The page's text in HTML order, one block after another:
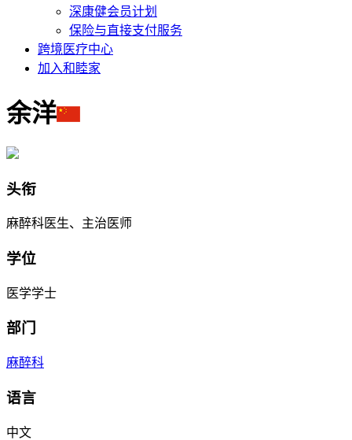
深康健会员计划
保险与直接支付服务
跨境医疗中心
加入和睦家
余洋
头衔
麻醉科医生、主治医师
学位
医学学士
部门
麻醉科
语言
中文